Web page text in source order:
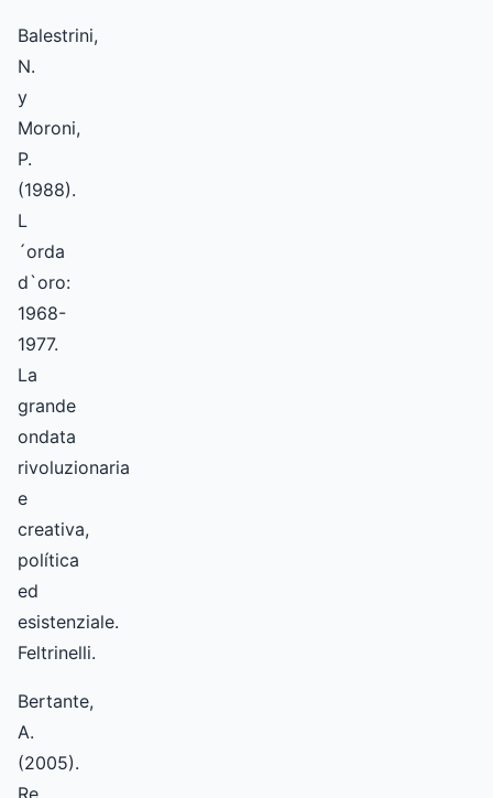
Balestrini,
N.
y
Moroni,
P.
(1988).
L
´orda
d`oro:
1968-
1977.
La
grande
ondata
rivoluzionaria
e
creativa,
política
ed
esistenziale.
Feltrinelli.
Bertante,
A.
(2005).